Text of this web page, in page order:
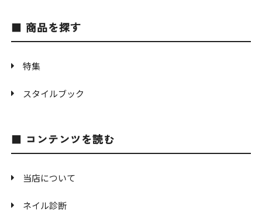
商品を探す
特集
スタイルブック
コンテンツを読む
当店について
ネイル診断